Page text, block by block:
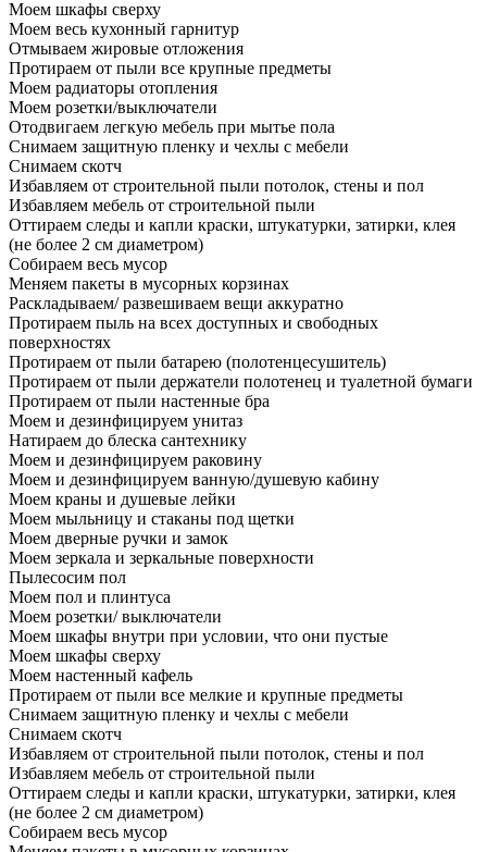
Моем шкафы сверху
Моем весь кухонный гарнитур
Отмываем жировые отложения
Протираем от пыли все крупные предметы
Моем радиаторы отопления
Моем розетки/выключатели
Отодвигаем легкую мебель при мытье пола
Снимаем защитную пленку и чехлы с мебели
Снимаем скотч
Избавляем от строительной пыли потолок, стены и пол
Избавляем мебель от строительной пыли
Оттираем следы и капли краски, штукатурки, затирки, клея
(не более 2 см диаметром)
Собираем весь мусор
Меняем пакеты в мусорных корзинах
Раскладываем/ развешиваем вещи аккуратно
Протираем пыль на всех доступных и свободных
поверхностях
Протираем от пыли батарею (полотенцесушитель)
Протираем от пыли держатели полотенец и туалетной бумаги
Протираем от пыли настенные бра
Моем и дезинфицируем унитаз
Натираем до блеска сантехнику
Моем и дезинфицируем раковину
Моем и дезинфицируем ванную/душевую кабину
Моем краны и душевые лейки
Моем мыльницу и стаканы под щетки
Моем дверные ручки и замок
Моем зеркала и зеркальные поверхности
Пылесосим пол
Моем пол и плинтуса
Моем розетки/ выключатели
Моем шкафы внутри при условии, что они пустые
Моем шкафы сверху
Моем настенный кафель
Протираем от пыли все мелкие и крупные предметы
Снимаем защитную пленку и чехлы с мебели
Снимаем скотч
Избавляем от строительной пыли потолок, стены и пол
Избавляем мебель от строительной пыли
Оттираем следы и капли краски, штукатурки, затирки, клея
(не более 2 см диаметром)
Собираем весь мусор